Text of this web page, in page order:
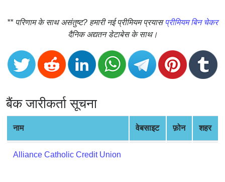
Card
Credit
Card
Generator
Credit
Card
Generator
Generate
Credit
** परिणाम के साथ असंतुष्ट? हमारी नई प्रीमियम प्रयासप्रीमियम बिन चेकर
दैनिक अद्यतन डेटाबेस के साथ।
बैंक जारीकर्ता सूचना
नाम वेबसाइट फ़ोन शहर
Alliance Catholic Credit Union